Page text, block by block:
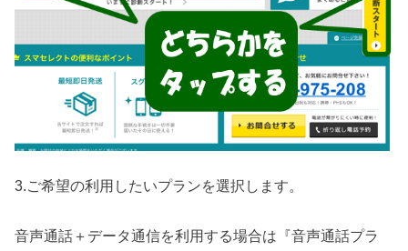
3.ご希望の利用したいプランを選択します。
音声通話＋データ通信を利用する場合は『音声通話プラ